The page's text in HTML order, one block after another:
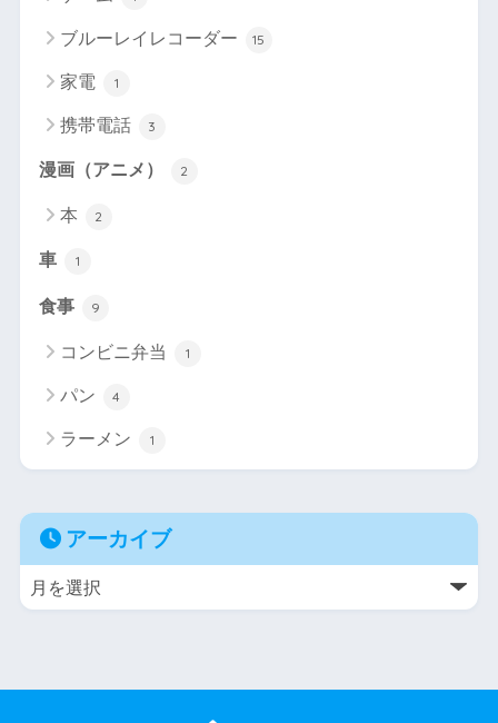
ブルーレイレコーダー 15
家電 1
携帯電話 3
漫画（アニメ） 2
本 2
車 1
食事 9
コンビニ弁当 1
パン 4
ラーメン 1
アーカイブ